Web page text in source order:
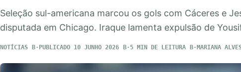
Seleção sul-americana marcou os gols com Cáceres e
disputada em Chicago. Iraque lamenta expulsão de
NOTÍCIAS PUBLICADO 10 JUNHO 2026 5 MIN DE LEITURA MARIANA